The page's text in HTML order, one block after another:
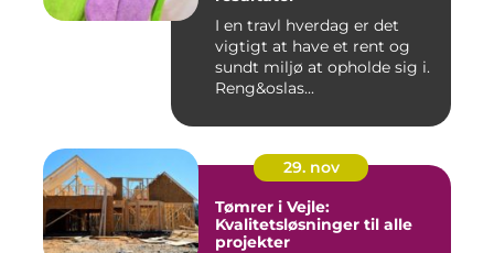
I en travl hverdag er det
vigtigt at have et rent og
sundt miljø at opholde sig i.
Reng&oslas...
29. nov
Tømrer i Vejle:
Kvalitetsløsninger til alle
projekter